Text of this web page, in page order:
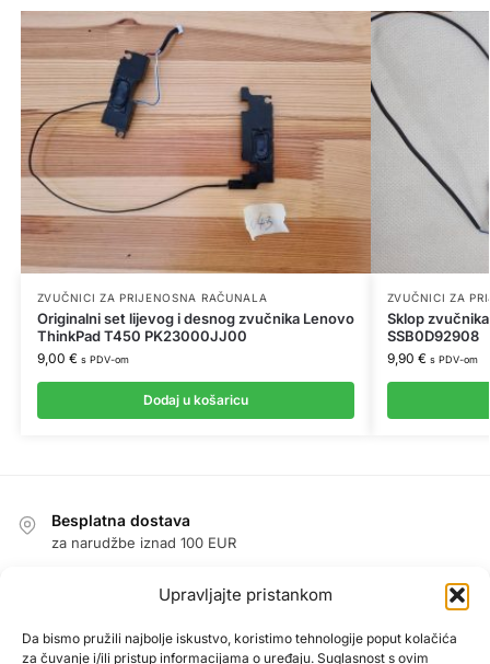
Upravljajte pristankom
Da bismo pružili najbolje iskustvo, koristimo tehnologije poput kolačića
za čuvanje i/ili pristup informacijama o uređaju. Suglasnost s ovim
ZVUČNICI ZA PRIJENOSNA RAČUNALA
Originalni set lijevog i desnog zvučnika Lenovo
ThinkPad T450 PK23000JJ00
9,00 € s PDV-om
Dodaj u košaricu
ZVUČNICI ZA
Sklop
SSB0D92908
9,90 € s PDV-om
Besplatna dostava
za narudžbe iznad 100 EUR
jamstvo povrata novca
Jamstvo
1 godina jamstva na sve proizvode